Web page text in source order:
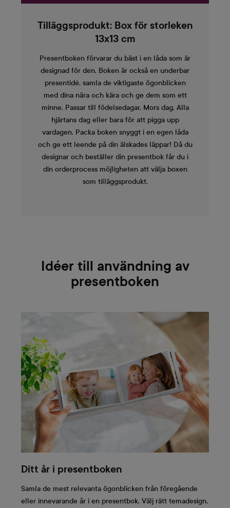
Tilläggsprodukt: Box för storleken
13x13 cm
Presentboken förvarar du bäst i en låda som är
designad för den. Boken är också en underbar
presentidé, samla de viktigaste ögonblicken
med dina nära och kära och ge dem som ett
minne. Passar till födelsedagar, Mors dag, Alla
hjärtans dag eller bara för att pigga upp
vardagen. Packa boken snyggt i en egen låda
och ge ett leende på din älskades läppar! Då du
designar och beställer din presentbok får du i
din orderprocess möjligheten att välja boxen
som tilläggsprodukt.
Idéer till användning av
presentboken
Ditt år i presentboken
Samla de mest relevanta ögonblicken från föregående
eller innevarande år i en presentbok. Välj rätt temadesign,